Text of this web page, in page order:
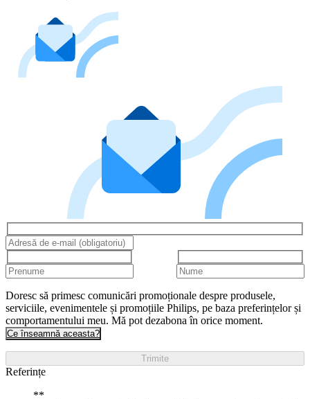
Doresc să primesc comunicări promoționale despre produsele,
serviciile, evenimentele și promoțiile Philips, pe baza preferințelor și
comportamentului meu. Mă pot dezabona în orice moment.
Ce înseamnă aceasta?
Trimite
Referințe